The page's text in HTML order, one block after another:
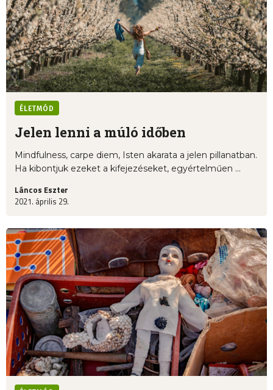
ÉLETMÓD
Jelen lenni a múló időben
Mindfulness, carpe diem, Isten akarata a jelen pillanatban.
Ha kibontjuk ezeket a kifejezéseket, egyértelműen ...
Láncos Eszter
2021. április 29.